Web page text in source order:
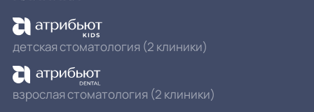
детская стоматология (2 клиники)
взрослая стоматология (2 клиники)